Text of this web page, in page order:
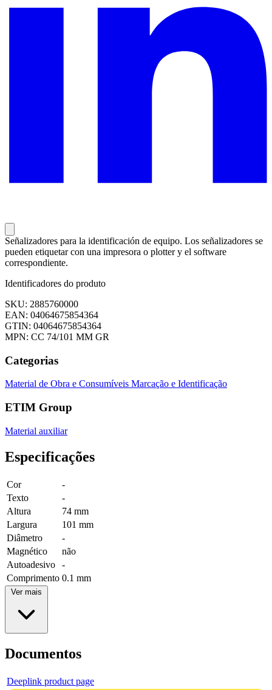
Señalizadores para la identificación de equipo. Los señalizadores se
pueden etiquetar con una impresora o plotter y el software
correspondiente.
Identificadores do produto
SKU: 2885760000
EAN: 04064675854364
GTIN: 04064675854364
MPN: CC 74/101 MM GR
Categorias
Material de Obra e Consumíveis Marcação e Identificação
ETIM Group
Material auxiliar
Especificações
Cor
-
Texto
-
Altura
74 mm
Largura
101 mm
Diâmetro
-
Magnético
não
Autoadesivo
-
Comprimento 0.1 mm
Ver mais
Documentos
Deeplink product page